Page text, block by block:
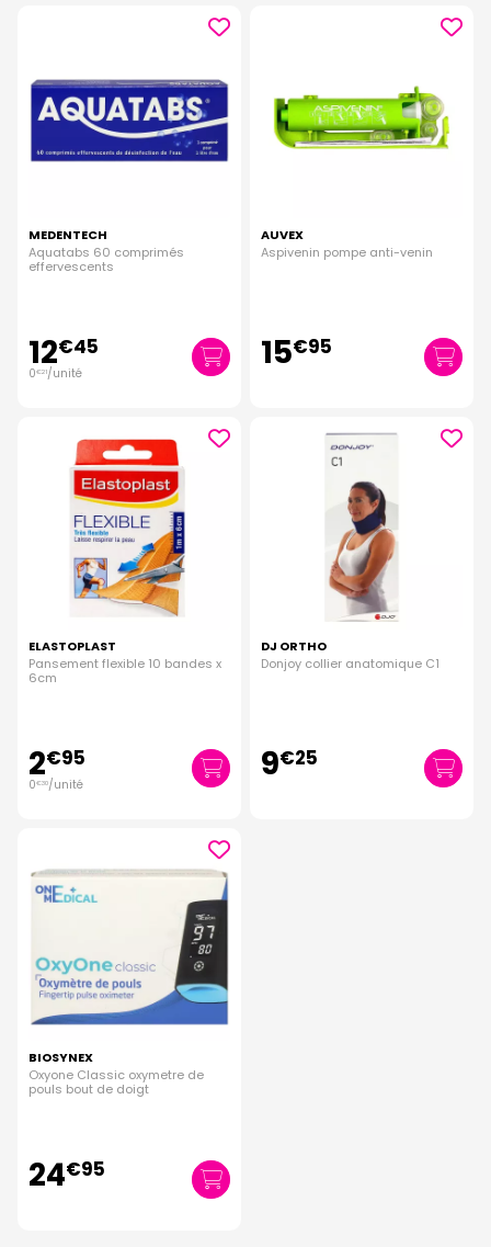
MEDENTECH
Aquatabs 60 comprimés
effervescents
12€45
0€21/unité
AUVEX
Aspivenin pompe anti-venin
15€95
ELASTOPLAST
Pansement flexible 10 bandes x
6cm
2€95
0€30/unité
DJ ORTHO
Donjoy collier anatomique C1
9€25
BIOSYNEX
Oxyone Classic oxymetre de
pouls bout de doigt
24€95